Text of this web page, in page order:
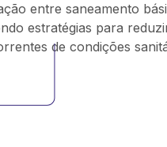
entre saneamento
estratégias para
de condições